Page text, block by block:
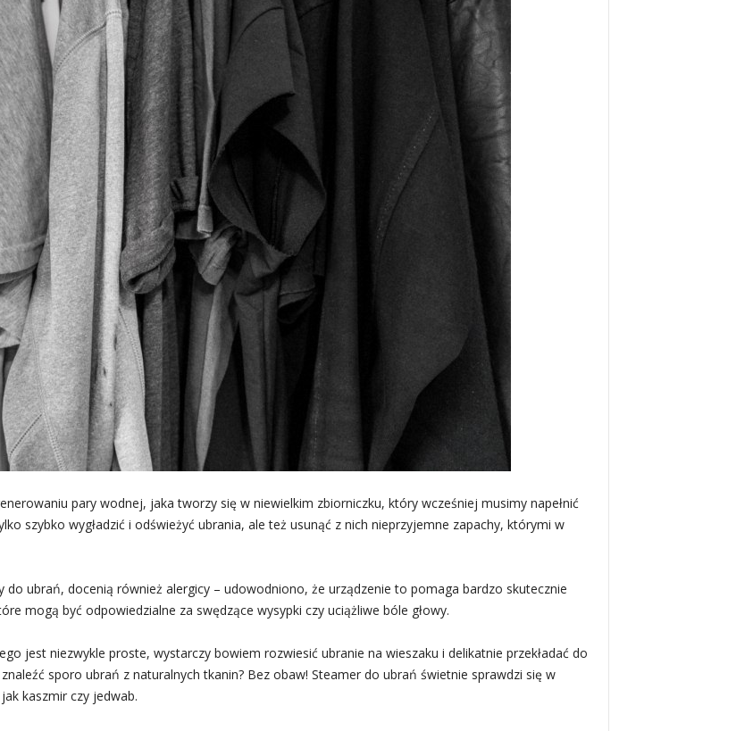
pary wodnej, jaka tworzy się w niewielkim zbiorniczku, który wcześniej musimy napełnić
szybko wygładzić i odświeżyć ubrania, ale też usunąć z nich nieprzyjemne zapachy, którymi w
do ubrań, docenią również alergicy – udowodniono, że urządzenie to pomaga bardzo skutecznie
mogą być odpowiedzialne za swędzące wysypki czy uciążliwe bóle głowy.
jest niezwykle proste, wystarczy bowiem rozwiesić ubranie na wieszaku i delikatnie przekładać do
sporo ubrań z naturalnych tkanin? Bez obaw! Steamer do ubrań świetnie sprawdzi się w
kaszmir czy jedwab.